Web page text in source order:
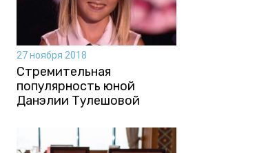
27 ноября 2018
Стремительная
популярность юной
Данэлии Тулешовой